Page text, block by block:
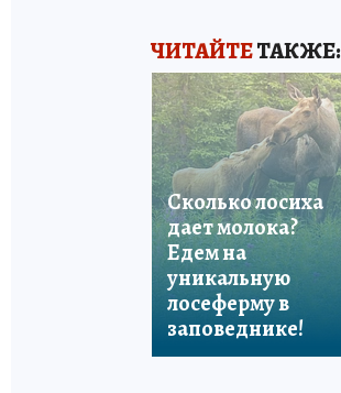
ЧИТАЙТЕТАКЖЕ:
Сколько лосиха
дает молока?
Едем на
уникальную
лосеферму в
заповеднике!